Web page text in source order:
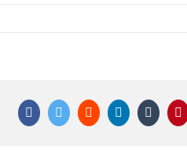
FacebookTwitter Reddit LinkedInTumblr